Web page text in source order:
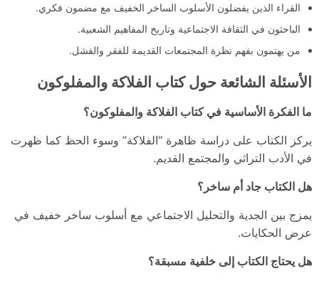
القراء الذين يفضلون الأسلوب الساخر الخفيف مع مضمون فكري.
الباحثون في الثقافة الاجتماعية وتاريخ المفاهيم الشعبية.
من يهتمون بفهم نظرة المجتمعات القديمة للفقر والفشل.
الأسئلة الشائعة حول كتاب الفلاكة والمفلوكون
ما الفكرة الأساسية في كتاب الفلاكة والمفلوكون؟
يركز الكتاب على دراسة ظاهرة “الفلاكة” وسوء الحظ كما ظهرت
في الأدب التراثي والمجتمع القديم.
هل الكتاب جاد أم ساخر؟
يمزج بين الجدية والتحليل الاجتماعي مع أسلوب ساخر خفيف في
عرض الحكايات.
هل يحتاج الكتاب إلى خلفية مسبقة؟